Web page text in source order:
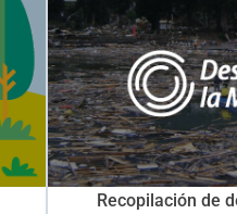
Recopilación de